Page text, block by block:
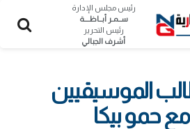
رئيس مجلس الإدارة
ســمـر أبــاظــــة
رئيس التحرير
أشرف الجبالي
الموسيقيين
حمو بيكا